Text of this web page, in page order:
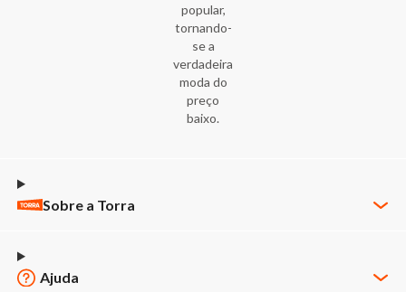
popular,
tornando-
se a
verdadeira
moda do
preço
baixo.
Sobre a Torra
Nossas Lojas
Ajuda